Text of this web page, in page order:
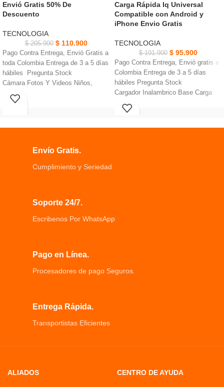
AGOT
ADO
NUEVO
Envió Gratis 50% De
Descuento
TECNOLOGIA
$205.900 $110.900
Pago Contra Entrega, Envió Gratis a
toda Colombia Entrega de 3 a 5 días
hábiles Pregunta Stock
Cámara Fotos Y Videos Niños,
incorpora una tarjeta micro SD para
almacenar miles de fotos.
batería recargable de 1200 mAh.
NUEVO
Carga Rápida Iq Universal
Compatible con Android y
iPhone Envio Gratis
TECNOLOGIA
$191.900 $95.900
Pago Contra Entrega, Envió gratis a
Colombia Entrega de 3 a 5 días
hábiles Pregunta Stock
Cargador Inalambrico Base Carga
Rápida Iq •5W carga estándar para
todos los dispositivos
Envío Gratis.
Cumplimiento y Seriedad
Soporte 24/7.
Escribenos Por WhatsApp
Pago en Línea.
Procesadores de pago Seguros.
Entrega Rápida.
Transportistas Eficientes
ALIADOS CENTRO DE AYUDA